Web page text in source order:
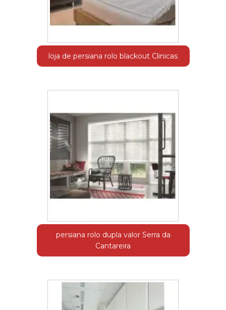
loja de persiana rolo blackout Clinicas
persiana rolo dupla valor Serra da
Cantareira